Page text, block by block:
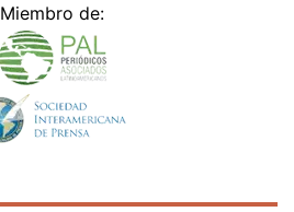
Miembro de: